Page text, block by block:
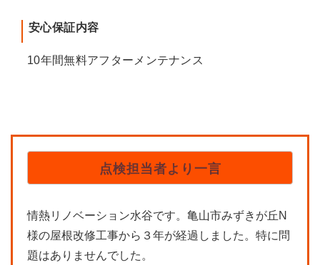
安心保証内容
10年間無料アフターメンテナンス
点検担当者より一言
情熱リノベーション水谷です。亀山市みずきが丘N
様の屋根改修工事から３年が経過しました。特に問
題はありませんでした。